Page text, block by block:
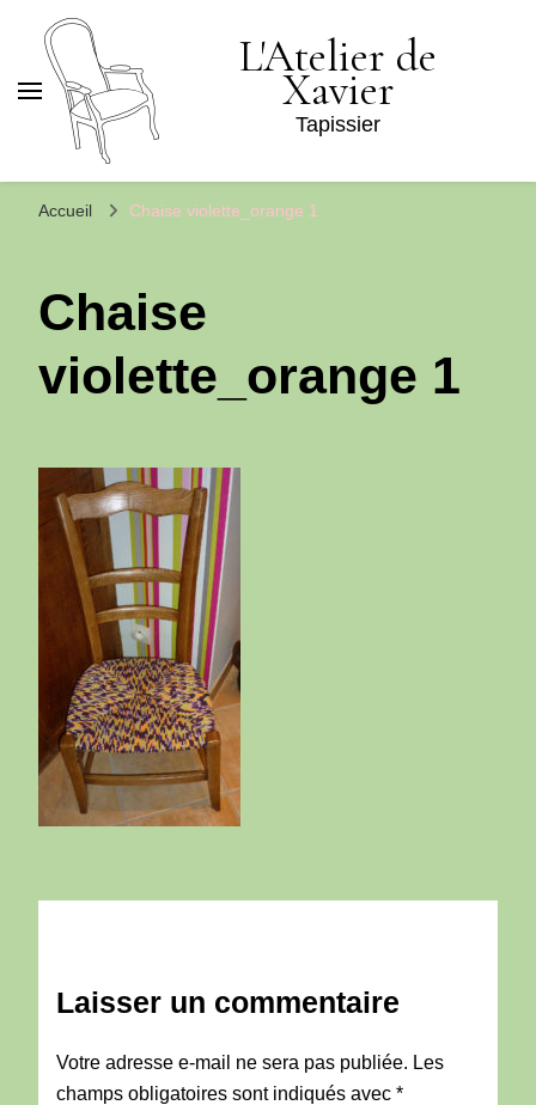
L'Atelier de
Xavier
Tapissier
Accueil Chaise violette_orange 1
Chaise
violette_orange 1
Laisser un commentaire
Votre adresse e-mail ne sera pas publiée. Les
champs obligatoires sont indiqués avec *